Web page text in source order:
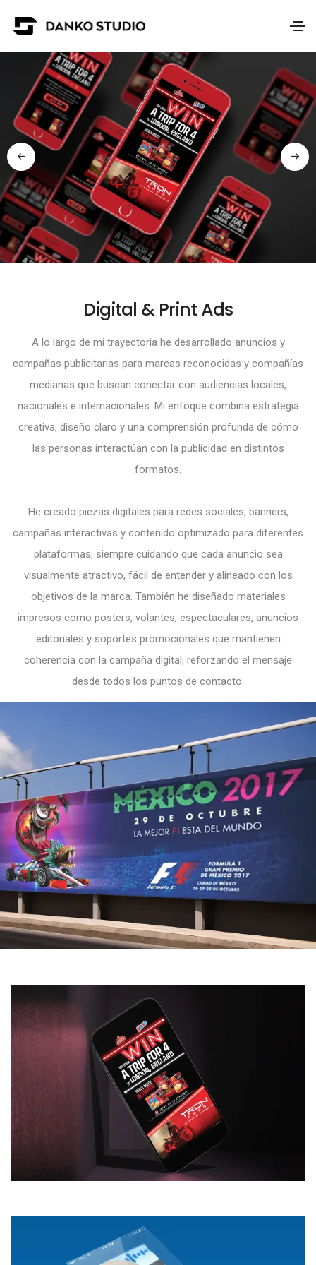
Digital & Print Ads
A lo largo de mi trayectoria he desarrollado anuncios y
campañas publicitarias para marcas reconocidas y compañías
medianas que buscan conectar con audiencias locales,
nacionales e internacionales. Mi enfoque combina estrategia
creativa, diseño claro y una comprensión profunda de cómo
las personas interactúan con la publicidad en distintos
formatos.
He creado piezas digitales para redes sociales, banners,
campañas interactivas y contenido optimizado para diferentes
plataformas, siempre cuidando que cada anuncio sea
visualmente atractivo, fácil de entender y alineado con los
objetivos de la marca. También he diseñado materiales
impresos como posters, volantes, espectaculares, anuncios
editoriales y soportes promocionales que mantienen
coherencia con la campaña digital, reforzando el mensaje
desde todos los puntos de contacto.